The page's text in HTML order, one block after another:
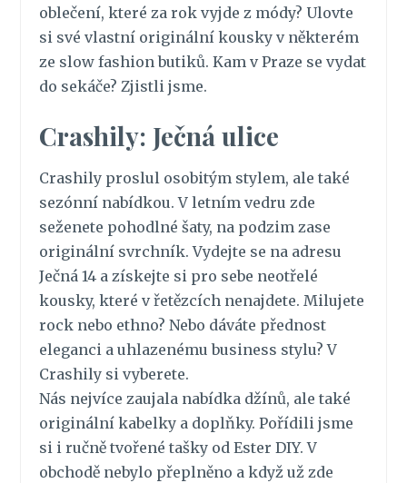
oblečení, které za rok vyjde z módy? Ulovte
si své vlastní originální kousky v některém
ze slow fashion butiků. Kam v Praze se vydat
do sekáče? Zjistli jsme.
Crashily: Ječná ulice
Crashily proslul osobitým stylem, ale také
sezónní nabídkou. V letním vedru zde
seženete pohodlné šaty, na podzim zase
originální svrchník. Vydejte se na adresu
Ječná 14 a získejte si pro sebe neotřelé
kousky, které v řetězcích nenajdete. Milujete
rock nebo ethno? Nebo dáváte přednost
eleganci a uhlazenému business stylu? V
Crashily si vyberete.
Nás nejvíce zaujala nabídka džínů, ale také
originální kabelky a doplňky. Pořídili jsme
si i ručně tvořené tašky od Ester DIY. V
obchodě nebylo přeplněno a když už zde